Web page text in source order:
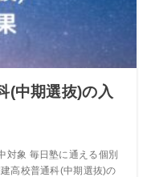
中期選抜)の入
対象 毎日塾に通える個別
高校普通科(中期選抜)の